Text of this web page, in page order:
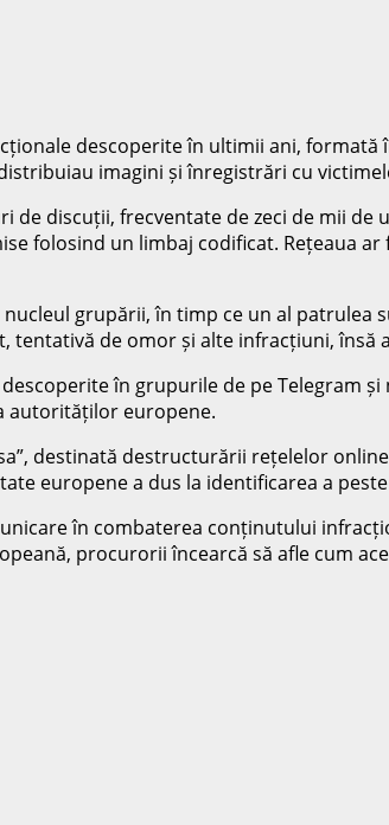
descoperite în ultimii ani,
imagini și înregistrări cu
discuții, frecventate de zeci de mii
folosind un limbaj codificat. Rețeaua
grupării, în timp ce un al patrulea
de omor și alte infracțiuni, însă
în grupurile de pe Telegram
autorităților europene.
destinată destructurării rețelelor
europene a dus la identificarea a
în combaterea conținutului
procurorii încearcă să afle cum